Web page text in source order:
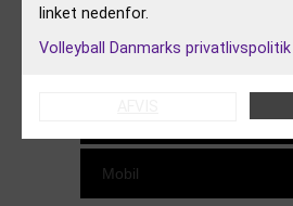
linket nedenfor.
Volleyball Danmarks privatlivspolitik